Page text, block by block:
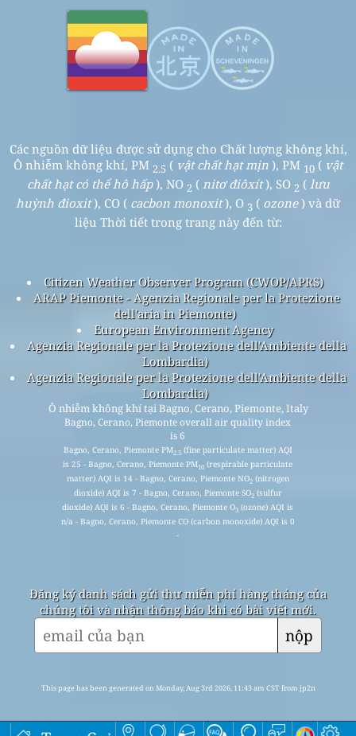
Các nguồn dữ liệu được sử dụng cho Chất lượng không khí,
Ô nhiễm không khí, PM 2.5 ( vật chất hạt mịn ), PM 10 ( vật
chất hạt có thể hô hấp), NO 2 ( nitơ điôxít), SO 2 ( lưu
huỳnh đioxit), CO ( cacbon monoxit), O 3 ( ozone) và dữ
liệu Thời tiết trong trang này đến từ:
Citizen Weather Observer Program (CWOP/APRS)
ARAP Piemonte - Agenzia Regionale per la Protezione
dell'aria in Piemonte)
European Environment Agency
Agenzia Regionale per la Protezione dell'Ambiente della
Lombardia)
Agenzia Regionale per la Protezione dell'Ambiente della
Lombardia)
Ô nhiễm không khí tại Bagno, Cerano, Piemonte, Italy
Bagno, Cerano, Piemonte overall air quality index
is 6
Bagno, Cerano, Piemonte PM2.5(fine particulate matter) AQI
is 25 - Bagno, Cerano, Piemonte PM10 (respirable particulate
matter) AQI is 14 - Bagno, Cerano, Piemonte NO2(nitrogen
dioxide) AQI is 7 - Bagno, Cerano, Piemonte SO2(sulfur
dioxide) AQI is 6 - Bagno, Cerano, Piemonte O3 (ozone) AQI is
n/a - Bagno, Cerano, Piemonte CO (carbon monoxide) AQI is 0
-
Đăng ký danh sách gửi thư miễn phí hàng tháng của
chúng tôi và nhận thông báo khi có bài viết mới.
nộp
This page has been generated on Monday, Aug 3rd 2026, 11:43 am CST from jp2n